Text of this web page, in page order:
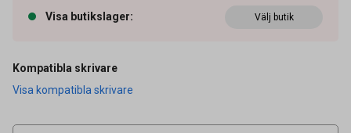
Visa butikslager: Välj butik
Kompatibla skrivare
Visa kompatibla skrivare
Typ
Leverantörens